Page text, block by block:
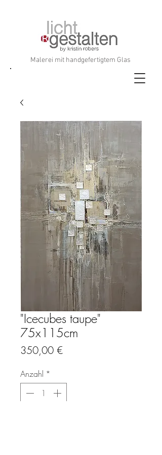
Malerei mit handgefertigtem Glas
"Icecubes taupe"
75x115cm
350,00 €Preis
Anzahl *